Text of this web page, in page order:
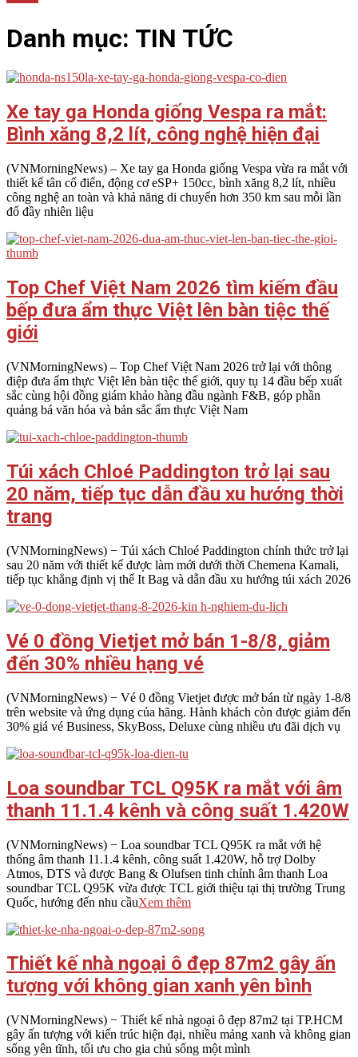
Danh mục: TIN TỨC
Xe tay ga Honda giống Vespa ra mắt:
Bình xăng 8,2 lít, công nghệ hiện đại
2026-
08-
04
(VNMorningNews) – Xe tay ga Honda giống Vespa vừa ra mắt với
thiết kế tân cổ điển, động cơ eSP+ 150cc, bình xăng 8,2 lít, nhiều
công nghệ an toàn và khả năng di chuyển hơn 350 km sau mỗi lần
đổ đầy nhiên liệu
Top Chef Việt Nam 2026 tìm kiếm đầu
bếp đưa ẩm thực Việt lên bàn tiệc thế
giới
2026-
08-
04
(VNMorningNews) – Top Chef Việt Nam 2026 trở lại với thông
điệp đưa ẩm thực Việt lên bàn tiệc thế giới, quy tụ 14 đầu bếp xuất
sắc cùng hội đồng giám khảo hàng đầu ngành F&B, góp phần
quảng bá văn hóa và bản sắc ẩm thực Việt Nam
Túi xách Chloé Paddington trở lại sau
20 năm, tiếp tục dẫn đầu xu hướng thời
trang
2026-
08-
04
(VNMorningNews) − Túi xách Chloé Paddington chính thức trở lại
sau 20 năm với thiết kế được làm mới dưới thời Chemena Kamali,
tiếp tục khẳng định vị thế It Bag và dẫn đầu xu hướng túi xách 2026
Vé 0 đồng Vietjet mở bán 1-8/8, giảm
đến 30% nhiều hạng vé
2026-
08-
03
(VNMorningNews) − Vé 0 đồng Vietjet được mở bán từ ngày 1-8/8
trên website và ứng dụng của hãng. Hành khách còn được giảm đến
30% giá vé Business, SkyBoss, Deluxe cùng nhiều ưu đãi dịch vụ
Loa soundbar TCL Q95K ra mắt với âm
thanh 11.1.4 kênh và công suất 1.420W
2026-
08-
03
(VNMorningNews) − Loa soundbar TCL Q95K ra mắt với hệ
thống âm thanh 11.1.4 kênh, công suất 1.420W, hỗ trợ Dolby
Atmos, DTS và được Bang & Olufsen tinh chỉnh âm thanh Loa
soundbar TCL Q95K vừa được TCL giới thiệu tại thị trường Trung
Quốc, hướng đến nhu cầuXem thêm
Thiết kế nhà ngoại ô đẹp 87m2 gây ấn
tượng với không gian xanh yên bình
2026-
08-
03
(VNMorningNews) − Thiết kế nhà ngoại ô đẹp 87m2 tại TP.HCM
gây ấn tượng với kiến trúc hiện đại, nhiều mảng xanh và không gian
sống yên tĩnh, tối ưu cho gia chủ sống một mình